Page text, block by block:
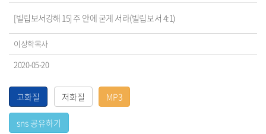
[빌립보서강해 15] 주 안에 굳게 서라(빌립보서 4:1)
이상학목사
2020-05-20